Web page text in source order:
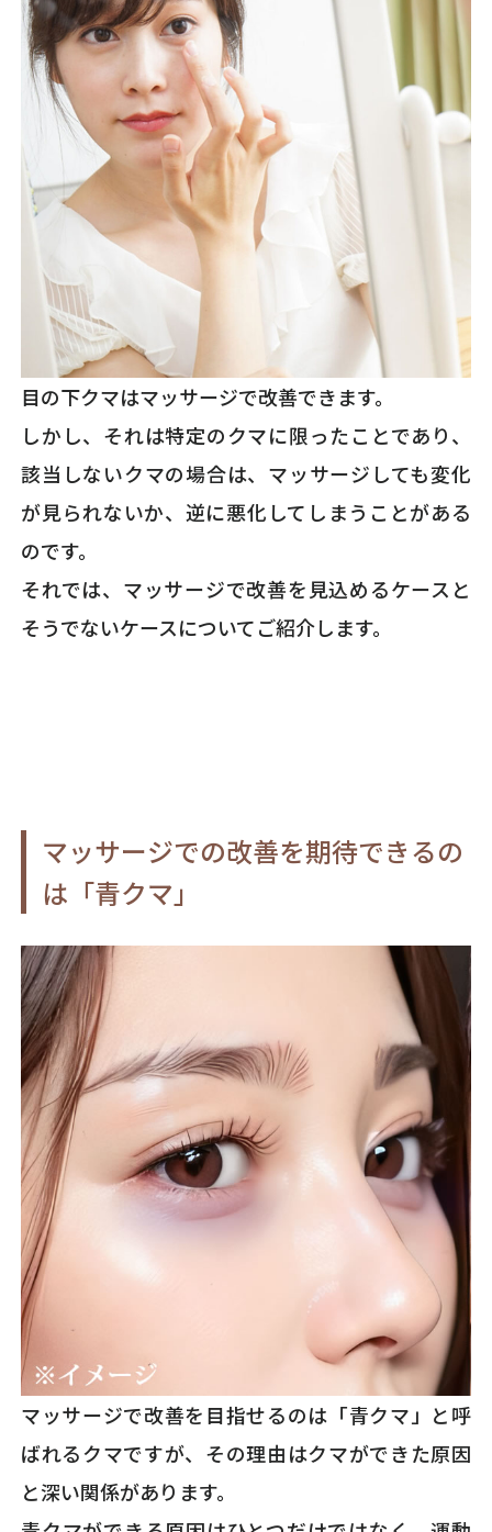
目の下クマはマッサージで改善できます。
しかし、それは特定のクマに限ったことであり、
該当しないクマの場合は、マッサージしても変化
が見られないか、逆に悪化してしまうことがある
のです。
それでは、マッサージで改善を見込めるケースと
そうでないケースについてご紹介します。
マッサージでの改善を期待できるの
は「青クマ」
マッサージで改善を目指せるのは「青クマ」と呼
ばれるクマですが、その理由はクマができた原因
と深い関係があります。